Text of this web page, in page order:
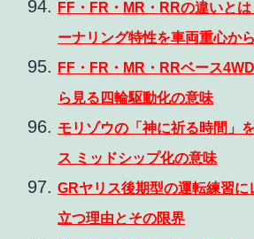
FF・FR・MR・RRの違いと
ーナリング特性を車両重心か
FF・FR・MR・RRベース
ら見る四輪駆動化の意味
モリゾウの「神に祈る時間」
ス ミッドシップ化の意味
GRヤリス後期型の運転練習に
立つ理由とその限界